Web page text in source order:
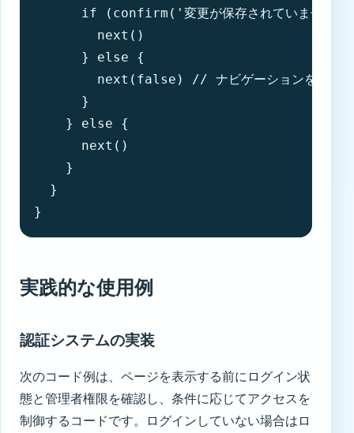
if (confirm('変更が保存されていません。
        next()
      } else {
        next(false) // ナビゲーションを中止
      }
    } else {
      next()
    }
  }
}
実践的な使用例
認証システムの実装
次のコード例は、ページを表示する前にログイン状
態と管理者権限を確認し、条件に応じてアクセスを
制御するコードです。ログインしていない場合はロ